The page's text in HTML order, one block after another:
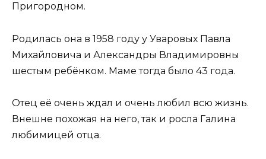
Пригородном.
Родилась она в 1958 году у Уваровых Павла
Михайловича и Александры Владимировны
шестым ребёнком. Маме тогда было 43 года.
Отец её очень ждал и очень любил всю жизнь.
Внешне похожая на него, так и росла Галина
любимицей отца.